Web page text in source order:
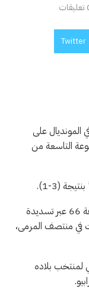
Twitter
المونديال على
التاسعة من
(3-1).
سجل كيليان مبابي الهدف الأول لفرنسا في الدقيقة 66 عبر تسديدة
في منتصف المرمى،
لمنتخب بلاده